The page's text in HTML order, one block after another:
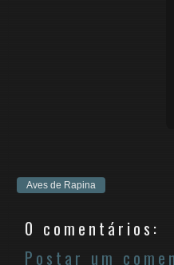
Aves de Rapina
0 comentários:
Postar um